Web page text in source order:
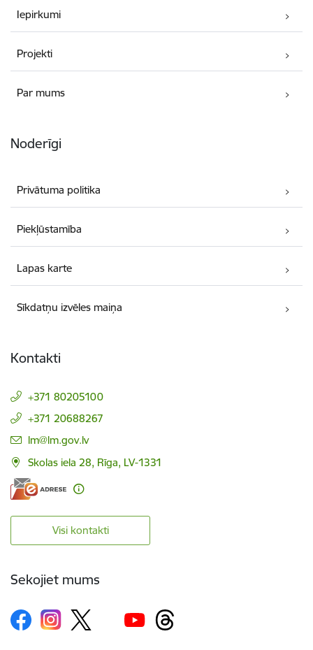
Iepirkumi
Projekti
Par mums
Noderīgi
Privātuma politika
Piekļūstamība
Lapas karte
Sīkdatņu izvēles maiņa
Kontakti
+371 80205100
+371 20688267
E-pasts:
lm@lm.gov.lv
Skolas iela 28, Rīga, LV-1331
Visi kontakti
Sekojiet mums